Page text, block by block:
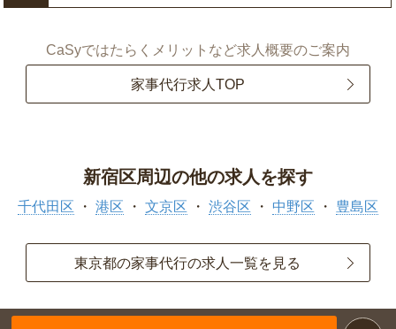
CaSyではたらくメリットなど求人概要のご案内
家事代行求人TOP
新宿区周辺の他の求人を探す
千代田区 港区 文京区 渋谷区 中野区 豊島区
東京都の家事代行の求人一覧を見る